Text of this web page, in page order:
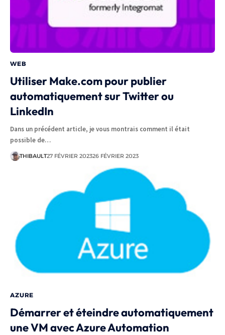
WEB
Utiliser Make.com pour publier
automatiquement sur Twitter ou
LinkedIn
Dans un précédent article, je vous montrais comment il était
possible de…
THIBAULT27 FÉVRIER 202326 FÉVRIER 2023
AZURE
Démarrer et éteindre automatiquement
une VM avec Azure Automation